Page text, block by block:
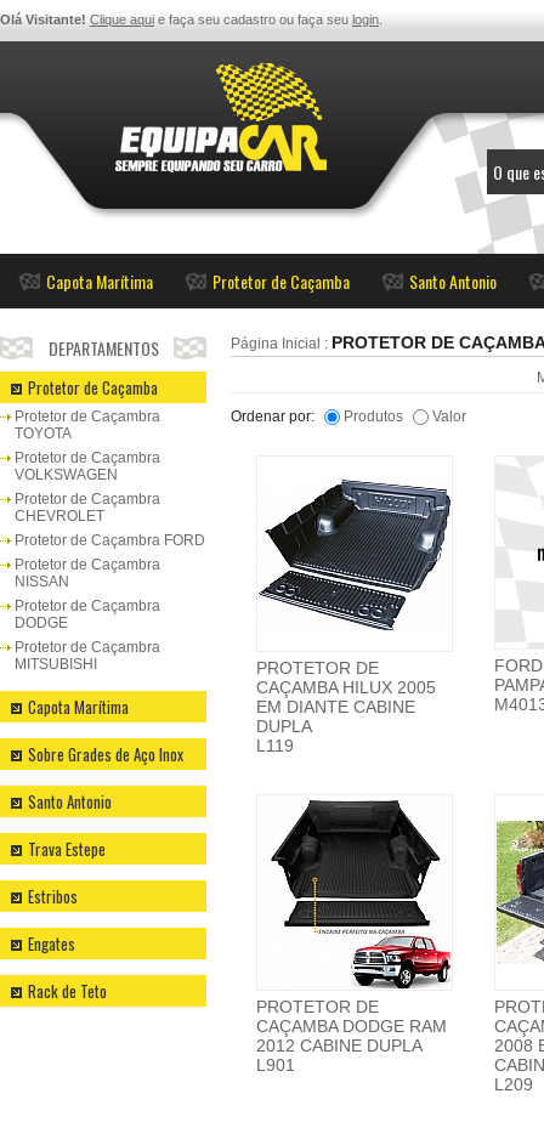
Olá Visitante! Clique aqui e faça seu cadastro ou faça seu login
Capota Marítima Protetor de Caçamba Santo Antonio
DEPARTAMENTOS
Protetor de Caçamba
Protetor de Caçambra
TOYOTA
Protetor de Caçambra
VOLKSWAGEN
Protetor de Caçambra
CHEVROLET
Protetor de Caçambra FORD
Protetor de Caçambra
NISSAN
Protetor de Caçambra
DODGE
Protetor de Caçambra
MITSUBISHI
Capota Marítima
Sobre Grades de Aço Inox
Santo Antonio
Trava Estepe
Estribos
Engates
Rack de Teto
Página Inicial : PROTETOR DE
Ordenar por: Produtos Valor
PROTETOR DE
CAÇAMBA HILUX 2005
EM DIANTE CABINE
DUPLA
L119
PROTETOR DE
CAÇAMBA DODGE RAM
2012 CABINE DUPLA
L901
2008
L209